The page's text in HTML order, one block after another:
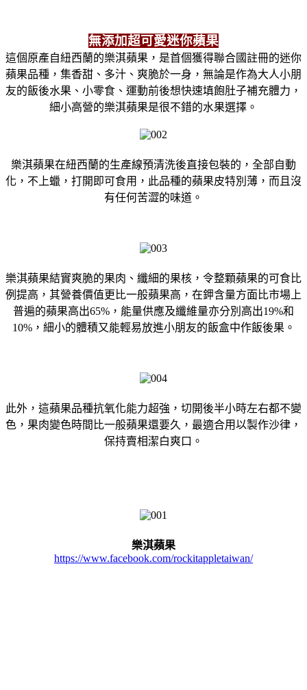
無添加超可愛迷你蘋果
這個原產自紐西蘭的樂淇蘋果，是首個獲得聯合國註冊的迷你
蘋果品種，集香甜、多汁、爽脆於一身，無論是作為大人小朋
友的飯後水果、小零食、運動前後想快速填飽肚子補充體力，
細小高營的樂淇蘋果是很不錯的水果選擇。
樂淇蘋果在紐西蘭的生產線預清洗後直接包裝的，全部自動
化，不上蠟，打開即可食用，此品種的蘋果皮特別薄，而且沒
有任何苦澀的味道。
樂淇蘋果結實爽脆的果肉、纖細的果核，令整顆蘋果的可食比
例提高，其營養價值更比一般蘋果高，在鉀含量方面比市場上
普遍的蘋果高出65%，能量供應及纖維量亦分別高出19%和
10%，細小的體積又能輕易放進小朋友的飯盒中作飯後果。
此外，這蘋果品種抗氧化能力超強，切開後半小時左右都不變
色，果肉變色時間比一般蘋果還要久，最適合用以製作沙律，
保持賣相潔白爽口。
樂淇蘋果
https://www.facebook.com/rockitappletaiwan/